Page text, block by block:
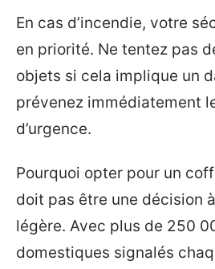
En cas d’incendie, votre
en priorité. Ne tentez pas
objets si cela implique un
prévenez immédiatement
d’urgence.
Pourquoi opter pour un
doit pas être une décision
légère. Avec plus de 250
domestiques signalés